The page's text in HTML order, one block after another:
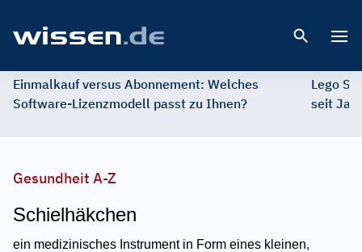
Einmalkauf versus Abonnement: Welches
Software-Lizenzmodell passt zu Ihnen?
Lego
seit
Gesundheit A-Z
Schielhäkchen
ein medizinisches Instrument in Form eines kleinen,